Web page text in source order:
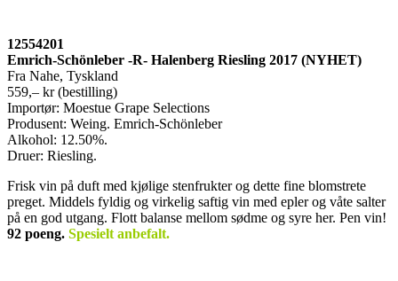
12554201
Emrich-Schönleber -R- Halenberg Riesling 2017 (NYHET)
Fra Nahe, Tyskland
559,– kr (bestilling)
Importør: Moestue Grape Selections
Produsent: Weing. Emrich-Schönleber
Alkohol: 12.50%.
Druer: Riesling.
Frisk vin på duft med kjølige stenfrukter og dette fine blomstrete
preget. Middels fyldig og virkelig saftig vin med epler og våte salter
på en god utgang. Flott balanse mellom sødme og syre her. Pen vin!
92 poeng. Spesielt anbefalt.